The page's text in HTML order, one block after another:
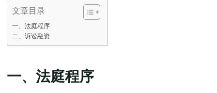
文章目录
一、法庭程序
二、诉讼融资
一、法庭程序